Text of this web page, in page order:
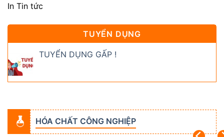
In Tin tức
TUYỂN DỤNG
TUYỂN DỤNG GẤP !
HÓA CHẤT CÔNG NGHIỆP